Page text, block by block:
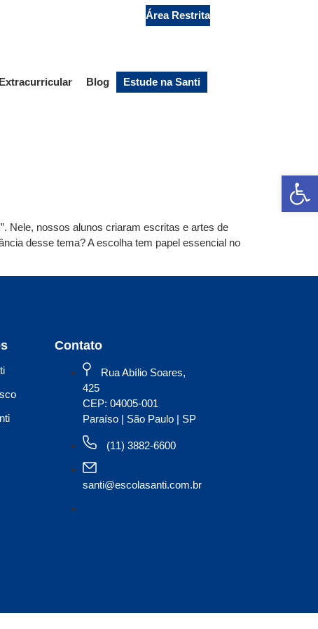
Área Restrita
Extracurricular Blog Estude na Santi
Nele, nossos alunos criaram escritas e artes de
desse tema? A escolha tem papel essencial no
Contato
Rua Abílio Soares,
425
CEP: 04005-001
Paraíso | São Paulo | SP
(11) 3882-6600
santi@escolasanti.com.br